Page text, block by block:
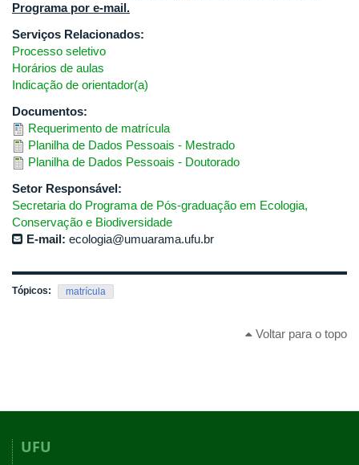
Programa por e-mail.
Serviços Relacionados:
Processo seletivo
Horários de aulas
Indicação de orientador(a)
Documentos:
Requerimento de matrícula
Planilha de Dados Pessoais - Mestrado
Planilha de Dados Pessoais - Doutorado
Setor Responsável:
Secretaria do Programa de Pós-graduação em Ecologia,
Conservação e Biodiversidade
E-mail: ecologia@umuarama.ufu.br
Tópicos: matrícula
Voltar para o topo
UFU